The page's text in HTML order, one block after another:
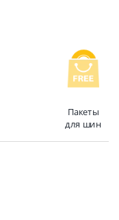
Пакеты
для шин